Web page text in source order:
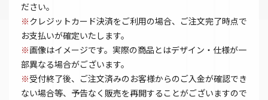
ださい。
※クレジットカード決済をご利用の場合、ご注文完了時点で
お支払いが確定いたします。
※画像はイメージです。実際の商品とはデザイン・仕様が一
部異なる場合がございます。
※受付終了後、ご注文済みのお客様からのご入金が確認でき
ない場合等、予告なく販売を再開することがございますので